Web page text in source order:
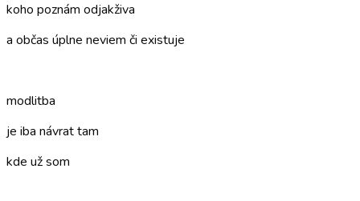
koho poznám odjakživa
a občas úplne neviem či existuje
modlitba
je iba návrat tam
kde už som